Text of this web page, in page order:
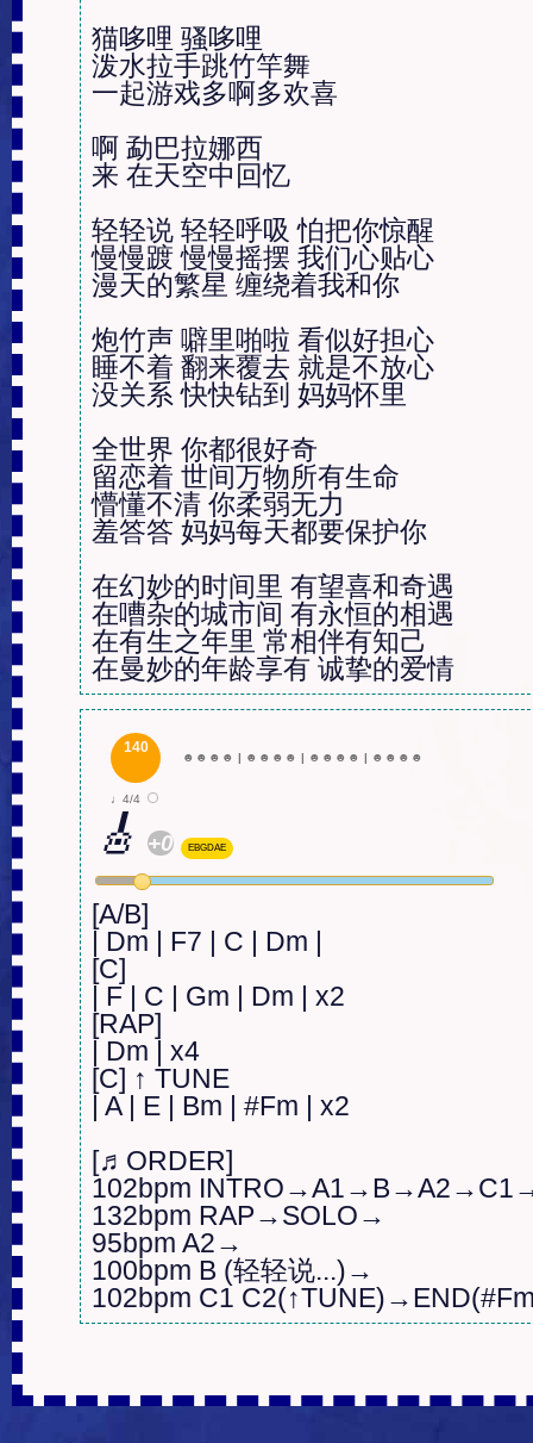
猫哆哩 骚哆哩
泼水拉手跳竹竿舞
一起游戏多啊多欢喜
啊 勐巴拉娜西
来 在天空中回忆
轻轻说 轻轻呼吸 怕把你惊醒
慢慢踱 慢慢摇摆 我们心贴心
漫天的繁星 缠绕着我和你
炮竹声 噼里啪啦 看似好担心
睡不着 翻来覆去 就是不放心
没关系 快快钻到 妈妈怀里
全世界 你都很好奇
留恋着 世间万物所有生命
懵懂不清 你柔弱无力
羞答答 妈妈每天都要保护你
在幻妙的时间里 有望喜和奇遇
在嘈杂的城市间 有永恒的相遇
在有生之年里 常相伴有知己
在曼妙的年龄享有 诚挚的爱情
140
☻ ☻ ☻ ☻ | ☻ ☻ ☻ ☻ | ☻ ☻ ☻ ☻ | ☻ ☻ ☻ ☻
♩4/4
🎸 +0 EBGDAE
[A/B]
| Dm | F7 | C | Dm |
[C]
| F | C | Gm | Dm | x2
[RAP]
| Dm | x4
[C] ↑ TUNE
| A | E | Bm | #Fm | x2
[♬ORDER]
102bpm
132bpm RAP→SOLO→
95bpm A2→
100bpm B (轻轻说...)→
102bpm C1